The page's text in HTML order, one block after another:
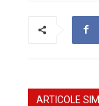
ARTICOLE